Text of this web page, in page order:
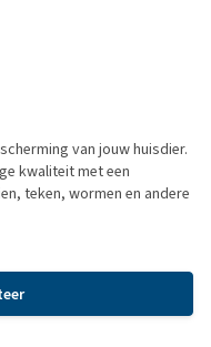
van jouw huisdier.
kwaliteit met een
teken, wormen en andere